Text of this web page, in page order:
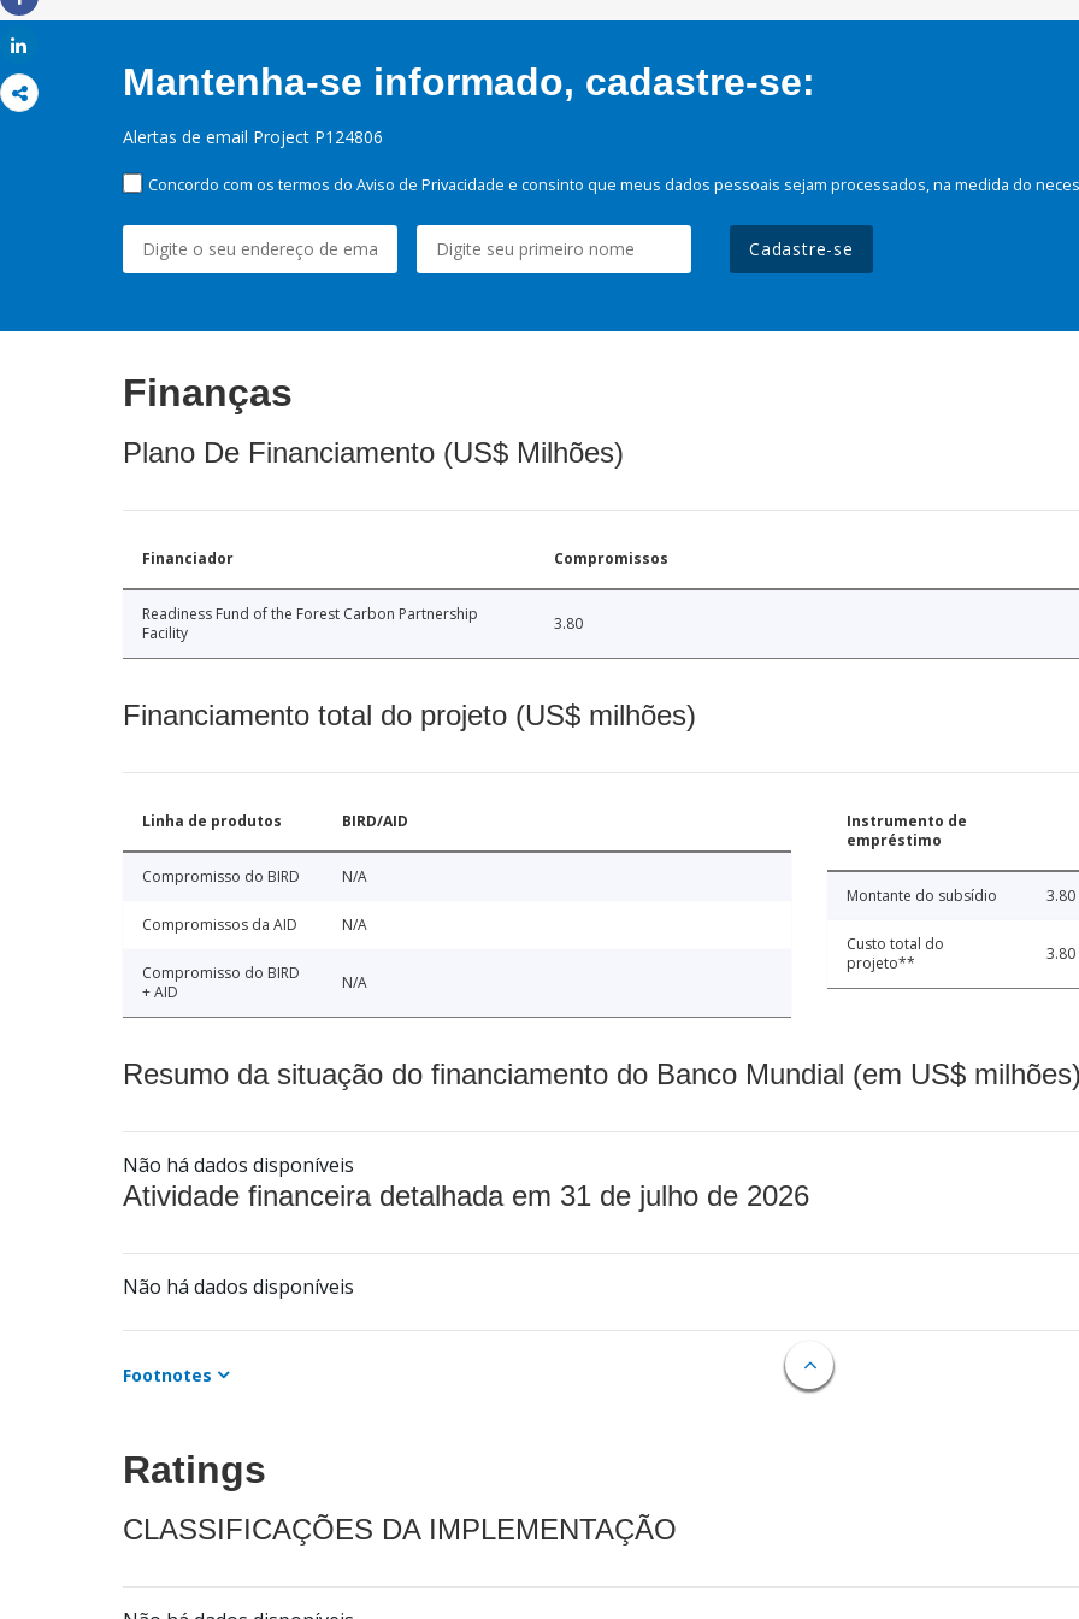
Share
Mantenha-se informado, cadastre-se:
Alertas de email Project P124806
Concordo com os termos do Aviso de Privacidade e consinto que meus dados pessoais sejam processados, na medida do
Cadastre-se
Finanças
Plano De Financiamento (US$ Milhões)
Financiador Compromissos
Readiness Fund of the Forest Carbon Partnership
Facility
3.80
Financiamento total do projeto (US$ milhões)
Linha de produtos BIRD/AID
Compromisso do BIRD N/A
Compromissos da AID N/A
Compromisso do BIRD
+ AID
N/A
Instrumento de
empréstimo
Montante do subsídio 3.80
Custo total do
projeto**
3.80
Resumo da situação do financiamento do Banco Mundial (em US$
Não há dados disponíveis
Atividade financeira detalhada em 31 de julho de 2026
Não há dados disponíveis
Footnotes
Ratings
CLASSIFICAÇÕES DA IMPLEMENTAÇÃO